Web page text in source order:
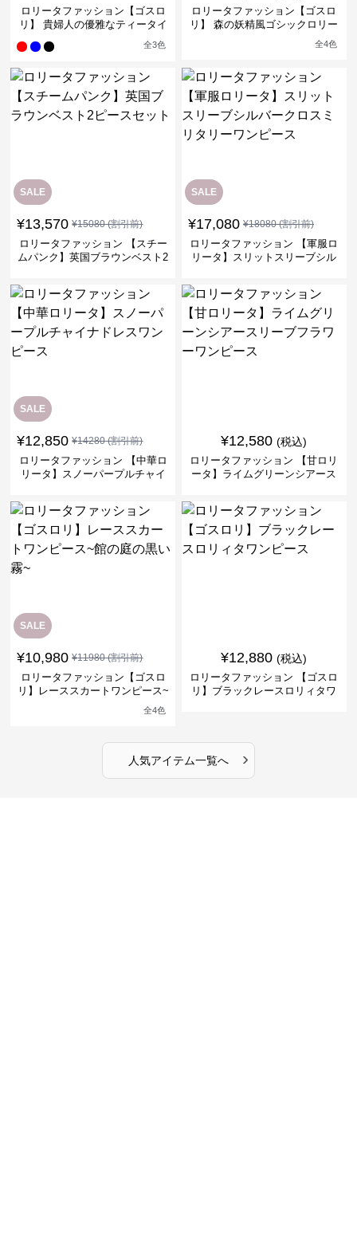
ロリータファッション【ゴスロ
リ】 貴婦人の優雅なティータイ
全3色
ロリータファッション【ゴスロ
リ】 森の妖精風ゴシックロリー
全4色
SALE
¥13,570 ¥15080(割引前)
ロリータファッション 【スチー
ムパンク】英国ブラウンベスト2
SALE
¥17,080 ¥18080(割引前)
ロリータファッション 【軍服ロ
リータ】スリットスリーブシル
SALE
¥12,850 ¥14280(割引前)
ロリータファッション 【中華ロ
リータ】スノーパープルチャイ
¥12,580 (税込)
ロリータファッション 【甘ロリ
ータ】ライムグリーンシアース
SALE
¥10,980 ¥11980(割引前)
ロリータファッション【ゴスロ
リ】レーススカートワンピース~
全4色
¥12,880 (税込)
ロリータファッション 【ゴスロ
リ】ブラックレースロリィタワ
人気アイテム一覧へ ›